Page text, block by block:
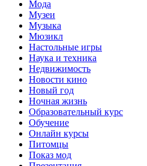
Мода
Музеи
Музыка
Мюзикл
Настольные игры
Наука и техника
Недвижимость
Новости кино
Новый год
Ночная жизнь
Образовательный курс
Обучение
Онлайн курсы
Питомцы
Показ мод